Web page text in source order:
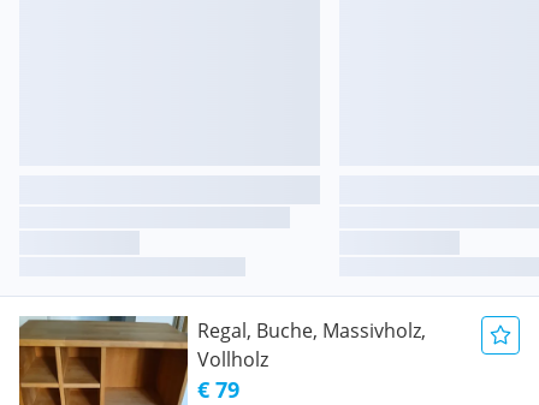
Regal, Buche, Massivholz,
Vollholz
€ 79